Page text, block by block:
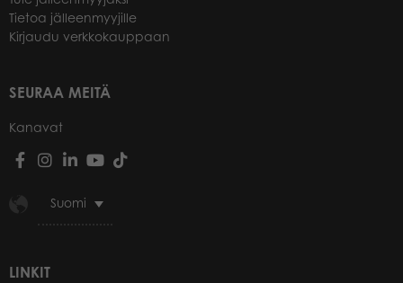
Tietoa jälleenmyyjille
Kirjaudu verkkokauppaan
SEURAA MEITÄ
Kanavat
Suomi
LINKIT